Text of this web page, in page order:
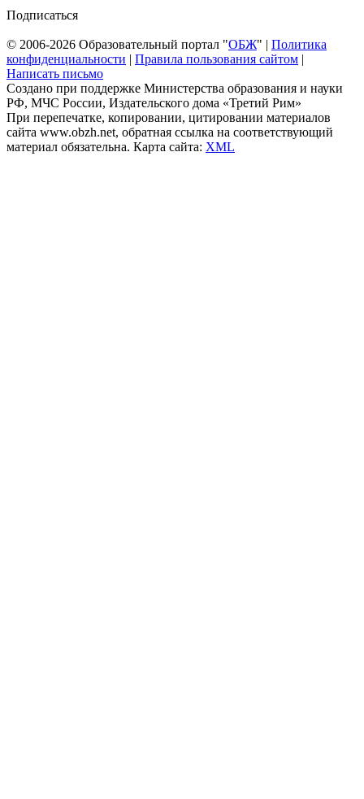
Подписаться
© 2006-2026 Образовательный портал "ОБЖ" | Политика
конфиденциальности | Правила пользования сайтом |
Написать письмо
Создано при поддержке Министерства образования и науки
РФ, МЧС России, Издательского дома «Третий Рим»
При перепечатке, копировании, цитировании материалов
сайта www.obzh.net, обратная ссылка на соответствующий
материал обязательна. Карта сайта: XML